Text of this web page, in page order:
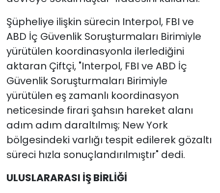
Şüpheliye ilişkin sürecin Interpol, FBI ve
ABD İç Güvenlik Soruşturmaları Birimiyle
yürütülen koordinasyonla ilerlediğini
aktaran Çiftçi, "Interpol, FBI ve ABD İç
Güvenlik Soruşturmaları Birimiyle
yürütülen eş zamanlı koordinasyon
neticesinde firari şahsın hareket alanı
adım adım daraltılmış; New York
bölgesindeki varlığı tespit edilerek gözaltı
süreci hızla sonuçlandırılmıştır" dedi.
ULUSLARARASI İŞ BİRLİĞİ